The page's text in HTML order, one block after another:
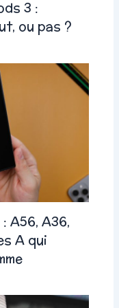
3 :
ou pas ?
A56, A36,
A qui